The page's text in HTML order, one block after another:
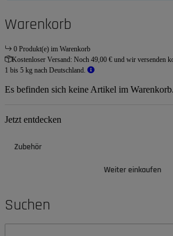
Warenkorb
0 Produkt(e) im Warenkorb
Kostenloser Versand: Noch 49,00 € und wir versenden
1 bis 5 kg nach Deutschland.
Es befinden sich keine Artikel im Warenkorb.
Jetzt entdecken
Zubehör
Weiter einkaufen
Suchen